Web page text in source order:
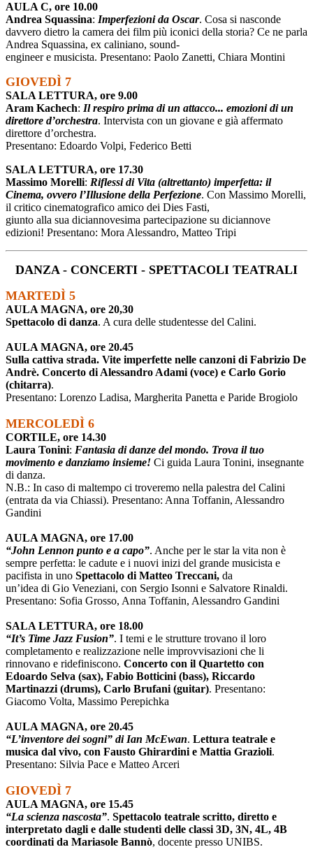
AULA C, ore 10.00
Andrea Squassina: Imperfezioni da Oscar. Cosa si nasconde
davvero dietro la camera dei film più iconici della storia? Ce ne parla
Andrea Squassina, ex caliniano, sound-
engineer e musicista. Presentano: Paolo Zanetti, Chiara Montini
GIOVEDÌ 7
SALA LETTURA, ore 9.00
Aram Kachech: Il respiro prima di un attacco... emozioni di un
direttore d’orchestra. Intervista con un giovane e già affermato
direttore d’orchestra.
Presentano: Edoardo Volpi, Federico Betti
SALA LETTURA, ore 17.30
Massimo Morelli: Riflessi di Vita (altrettanto) imperfetta: il
Cinema, ovvero l’Illusione della Perfezione. Con Massimo Morelli,
il critico cinematografico amico dei Dies Fasti,
giunto alla sua diciannovesima partecipazione su diciannove
edizioni! Presentano: Mora Alessandro, Matteo Tripi
DANZA - CONCERTI - SPETTACOLI TEATRALI
MARTEDÌ 5
AULA MAGNA, ore 20,30
Spettacolo di danza. A cura delle studentesse del Calini.
AULA MAGNA, ore 20.45
Sulla cattiva strada. Vite imperfette nelle canzoni di Fabrizio De
Andrè. Concerto di Alessandro Adami (voce) e Carlo Gorio
(chitarra).
Presentano: Lorenzo Ladisa, Margherita Panetta e Paride Brogiolo
MERCOLEDÌ 6
CORTILE, ore 14.30
Laura Tonini: Fantasia di danze del mondo. Trova il tuo
movimento e danziamo insieme! Ci guida Laura Tonini, insegnante
di danza.
N.B.: In caso di maltempo ci troveremo nella palestra del Calini
(entrata da via Chiassi). Presentano: Anna Toffanin, Alessandro
Gandini
AULA MAGNA, ore 17.00
“John Lennon punto e a capo”. Anche per le star la vita non è
sempre perfetta: le cadute e i nuovi inizi del grande musicista e
pacifista in uno Spettacolo di Matteo Treccani, da
un’idea di Gio Veneziani, con Sergio Isonni e Salvatore Rinaldi.
Presentano: Sofia Grosso, Anna Toffanin, Alessandro Gandini
SALA LETTURA, ore 18.00
“It’s Time Jazz Fusion”. I temi e le strutture trovano il loro
completamento e realizzazione nelle improvvisazioni che li
rinnovano e ridefiniscono. Concerto con il Quartetto con
Edoardo Selva (sax), Fabio Botticini (bass), Riccardo
Martinazzi (drums), Carlo Brufani (guitar). Presentano:
Giacomo Volta, Massimo Perepichka
AULA MAGNA, ore 20.45
“L’inventore dei sogni” di Ian McEwan. Lettura teatrale e
musica dal vivo, con Fausto Ghirardini e Mattia Grazioli.
Presentano: Silvia Pace e Matteo Arceri
GIOVEDÌ 7
AULA MAGNA, ore 15.45
“La scienza nascosta”. Spettacolo teatrale scritto, diretto e
interpretato dagli e dalle studenti delle classi 3D, 3N, 4L, 4B
coordinati da Mariasole Bannò, docente presso UNIBS.